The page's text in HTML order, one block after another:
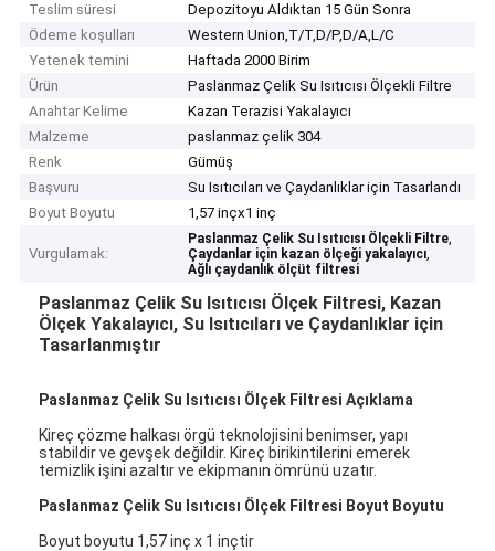
Teslim süresi
Depozitoyu Aldıktan 15 Gün Sonra
Ödeme koşulları
Western Union,T/T,D/P,D/A,L/C
Yetenek temini
Haftada 2000 Birim
Ürün
Paslanmaz Çelik Su Isıtıcısı Ölçekli Filtre
Anahtar Kelime
Kazan Terazisi Yakalayıcı
Malzeme
paslanmaz çelik 304
Renk
Gümüş
Başvuru
Su Isıtıcıları ve Çaydanlıklar için Tasarlandı
Boyut Boyutu
1,57 inçx1 inç
Vurgulamak:
Paslanmaz Çelik Su Isıtıcısı Ölçekli Filtre,
Çaydanlar için kazan ölçeği yakalayıcı,
Ağlı çaydanlık ölçüt filtresi
Paslanmaz Çelik Su Isıtıcısı Ölçek Filtresi, Kazan
Ölçek Yakalayıcı, Su Isıtıcıları ve Çaydanlıklar için
Tasarlanmıştır
Paslanmaz Çelik Su Isıtıcısı Ölçek Filtresi Açıklama
Kireç çözme halkası örgü teknolojisini benimser, yapı
stabildir ve gevşek değildir. Kireç birikintilerini emerek
temizlik işini azaltır ve ekipmanın ömrünü uzatır.
Paslanmaz Çelik Su Isıtıcısı Ölçek Filtresi Boyut Boyutu
Boyut boyutu 1,57 inç x 1 inçtir